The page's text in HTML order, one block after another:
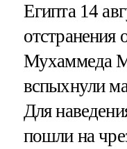
Египта 14
отстранения
Мухаммеда
вспыхнули
Для
пошли на